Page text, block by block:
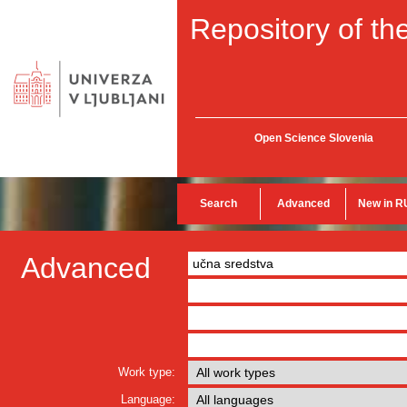
Repository of
Open Science Slovenia
Search Advanced New in
Advanced
Work type:
Language: